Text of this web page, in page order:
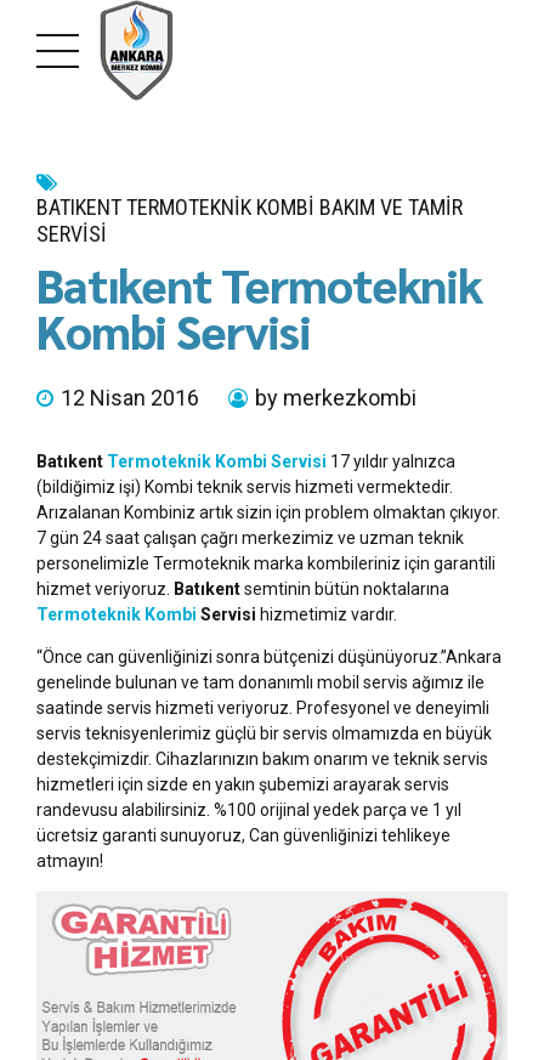
BATIKENT TERMOTEKNIK KOMBI BAKIM VE TAMIR
SERVISI
Batıkent Termoteknik
Kombi Servisi
12 Nisan 2016 by merkezkombi
Batıkent Termoteknik Kombi Servisi 17 yıldır yalnızca
(bildiğimiz işi) Kombi teknik servis hizmeti vermektedir.
Arızalanan Kombiniz artık sizin için problem olmaktan çıkıyor.
7 gün 24 saat çalışan çağrı merkezimiz ve uzman teknik
personelimizle Termoteknik marka kombileriniz için garantili
hizmet veriyoruz.
Batıkentsemtinin bütün noktalarına
Termoteknik Kombi Servisi hizmetimiz vardır.
“Önce can güvenliğinizi sonra bütçenizi düşünüyoruz.”Ankara
genelinde bulunan ve tam donanımlı mobil servis ağımız ile
saatinde servis hizmeti veriyoruz. Profesyonel ve deneyimli
servis teknisyenlerimiz güçlü bir servis olmamızda en büyük
destekçimizdir. Cihazlarınızın bakım onarım ve teknik servis
hizmetleri için sizde en yakın şubemizi arayarak servis
randevusu alabilirsiniz. %100 orijinal yedek parça ve 1 yıl
ücretsiz garanti sunuyoruz, Can güvenliğinizi tehlikeye
atmayın!